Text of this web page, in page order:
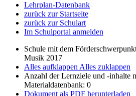
Lehrplan-Datenbank
zurück zur Startseite
zurück zur Schulart
Im Schulportal anmelden
Schule mit dem
Musik 2017
Alles aufklappen Alles zuklappen
Anzahl der Lernziele und -inhalte
Materialdatenbank: 0
Dokument als PDF herunterladen